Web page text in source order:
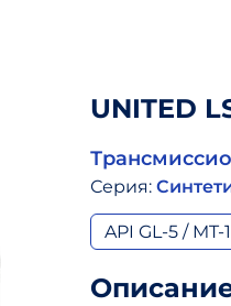
UNITED
Серия:
API GL-5 / MT-1